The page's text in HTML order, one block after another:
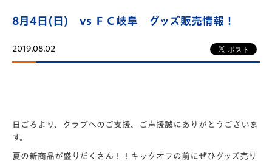
8月4日(日) vs ＦＣ岐阜 グッズ販売情報！
2019.08.02
日ごろより、クラブへのご支援、ご声援誠にありがとうございま
す。
夏の新商品が盛りだくさん！！キックオフの前にぜひグッズ売り